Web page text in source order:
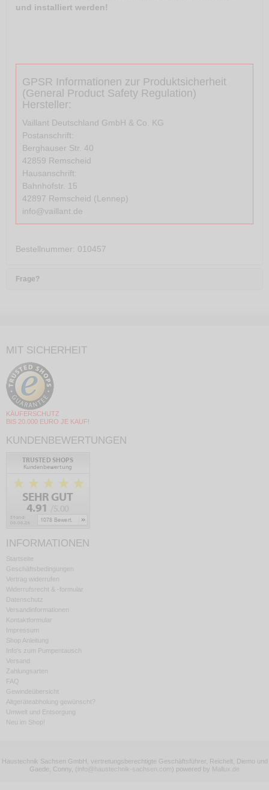
und installiert werden!
GPSR Informationen zur Produktsicherheit
(General Product Safety Regulation)
Hersteller:
Vaillant Deutschland GmbH & Co. KG
Postanschrift:
Berghauser Str. 40
42859 Remscheid
Hausanschrift:
Bahnhofstr. 15
42897 Remscheid (Lennep)
info@vaillant.de
Bestellnummer: 010457
Frage?
MIT SICHERHEIT
KÄUFERSCHUTZ
BIS 20.000 EURO JE KAUF!
KUNDENBEWERTUNGEN
INFORMATIONEN
Startseite
Geschäftsbedingungen
Vertrag widerrufen
Widerrufsrecht & -formular
Datenschutz
Versandinformationen
Kontaktformular
Impressum
Shop Anleitung
Info's zum Pumpentausch
Versand
Zahlungsarten
FAQ
Gewindeübersicht
Altgeräteabholung gewünscht?
Umwelt und Entsorgung
Neu im Shop!
Haustechnik Sachsen GmbH, vertretungsberechtigte Geschäftsführer, Reichelt, Diemo und
Gaede, Conny, ( info@haustechnik-sachsen.com ) powered by Mallux.de